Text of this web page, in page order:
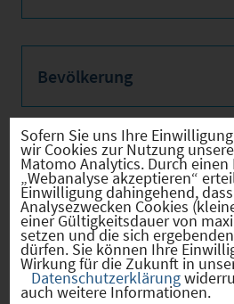
Bevölkerung
Sozialvers. Beschäftigte
Verkehrsinfrastruktur
Sofern Sie uns Ihre
wir Cookies zur Nutzung
Matomo Analytics. Durch
„Webanalyse akzeptieren“
Einwilligung dahingehend,
Analysezwecken Cookies
einer Gültigkeitsdauer von
setzen und die sich
dürfen. Sie können Ihre
Wirkung für die Zukunft in
Datenschutzerklärung
auch weitere Informationen.